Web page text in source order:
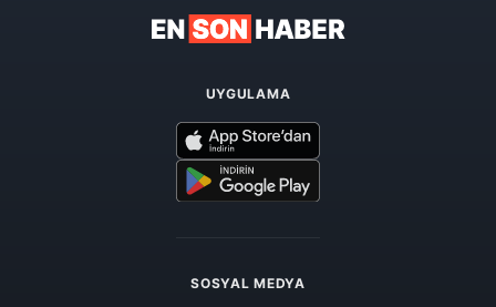
UYGULAMA
SOSYAL MEDYA